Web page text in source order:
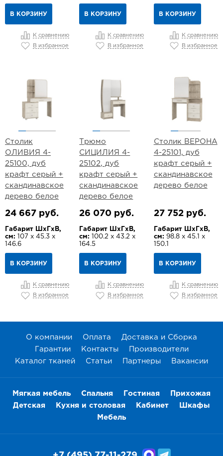
В КОРЗИНУ
К сравнению
В избранное
В КОРЗИНУ
К сравнению
В избранное
В КОРЗИНУ
К сравнению
В избранное
Столик
ОЛИВИЯ 4-
25100, дуб
крафт серый +
скандинавское
дерево белое
24 667 руб.
Габарит ШхГхВ,
см: 107 х 45.3 х
146.6
В КОРЗИНУ
К сравнению
В избранное
Трюмо
СИЦИЛИЯ 4-
25102, дуб
крафт серый +
скандинавское
дерево белое
26 070 руб.
Габарит ШхГхВ,
см:
100.2 х 43.2 х
164.5
В КОРЗИНУ
К сравнению
В избранное
Столик ВЕРОНА
4-25101, дуб
крафт серый +
скандинавское
дерево белое
27 752 руб.
Габарит ШхГхВ,
см: 98.8 х 45.1 х
150.1
В КОРЗИНУ
К сравнению
В избранное
О компании Оплата
Доставка и Сборка
Гарантии
Контакты
Производители
Каталог тканей
Статьи Партнеры Вакансии
Мягкая мебель Спальня Гостиная
Прихожая
Детская
Кухня и столовая Кабинет
Шкафы
Мебель